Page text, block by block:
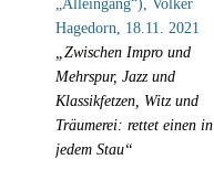
„Alleingang“), Volker
Hagedorn, 18.11. 2021
„Zwischen Impro und
Mehrspur, Jazz und
Klassikfetzen, Witz und
Träumerei: rettet einen in
jedem Stau“